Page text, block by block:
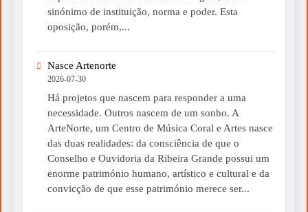
sinónimo de instituição, norma e poder. Esta
oposição, porém,...
Nasce Artenorte
2026-07-30
Há projetos que nascem para responder a uma
necessidade. Outros nascem de um sonho. A
ArteNorte, um Centro de Música Coral e Artes nasce
das duas realidades: da consciência de que o
Conselho e Ouvidoria da Ribeira Grande possui um
enorme património humano, artístico e cultural e da
convicção de que esse património merece ser...